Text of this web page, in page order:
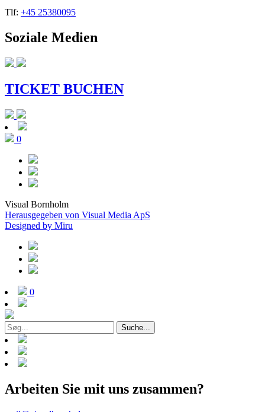
Tlf: +45 25380095
Soziale Medien
TICKET BUCHEN
0
Visual Bornholm
Herausgegeben von Visual Media ApS
Designed by Miru
0
Suche...
Arbeiten Sie mit uns zusammen?